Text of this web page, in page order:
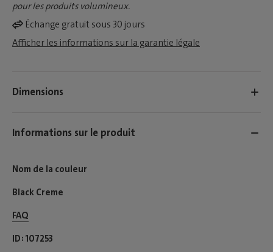
pour les produits volumineux.
Échange gratuit sous 30 jours
Afficher les informations sur la garantie légale
Dimensions
Informations sur le produit
Nom de la couleur
Black Creme
FAQ
ID 107253